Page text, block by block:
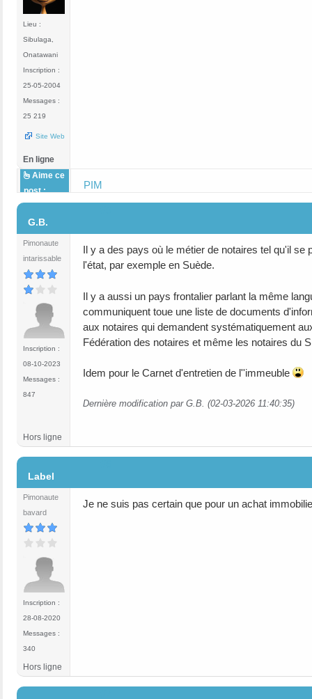
Lieu :
Sibulaga,
Onatawani
Inscription :
25-05-2004
Messages :
25 219
Site Web
En ligne
Aime ce
post :
PIM
G.B.
Pimonaute
intarissable
Inscription :
08-10-2023
Messages :
847
Il y a des pays où le métier de notaires tel qu'il
l'état, par exemple en Suède.
Il y a aussi un pays frontalier parlant la même
communiquent toue une liste de documents
aux notaires qui demandent systématiquement
Fédération des notaires et même les notaires du
Idem pour le Carnet d'entretien de l''immeuble
Dernière modification par G.B. (02-03-2026 11:40:35)
Hors ligne
Label
Pimonaute
bavard
Inscription :
28-08-2020
Messages :
340
Je ne suis pas certain que pour un achat
Hors ligne